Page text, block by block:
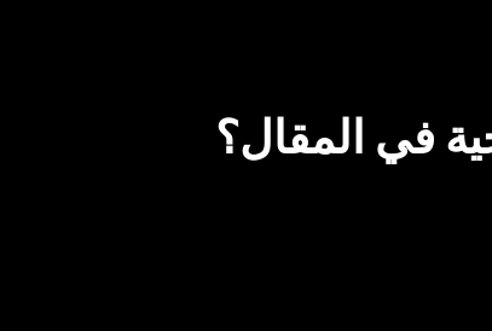
في المقال؟